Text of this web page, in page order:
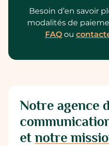
Besoin d’en savoir
modalités de
FAQou
Notre agence
et notre